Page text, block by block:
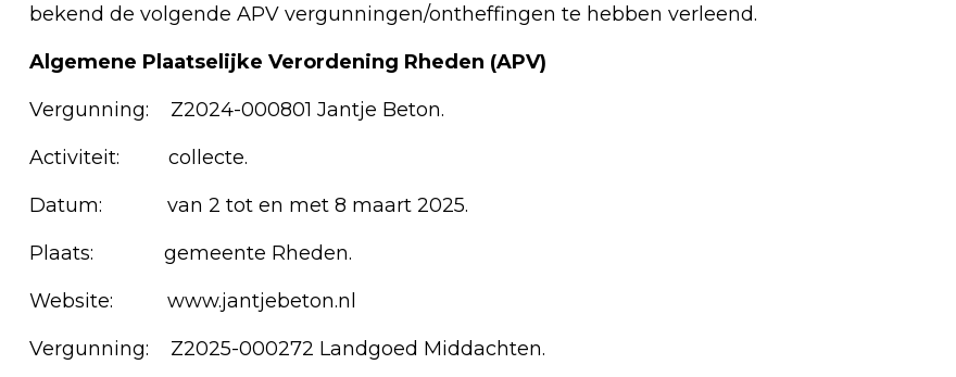
bekend de volgende APV vergunningen/ontheffingen te hebben verleend.
Algemene Plaatselijke Verordening Rheden (APV)
Vergunning: Z2024-000801 Jantje Beton.
Activiteit: collecte.
Datum: van 2 tot en met 8 maart 2025.
Plaats: gemeente Rheden.
Website: www.jantjebeton.nl
Vergunning: Z2025-000272 Landgoed Middachten.